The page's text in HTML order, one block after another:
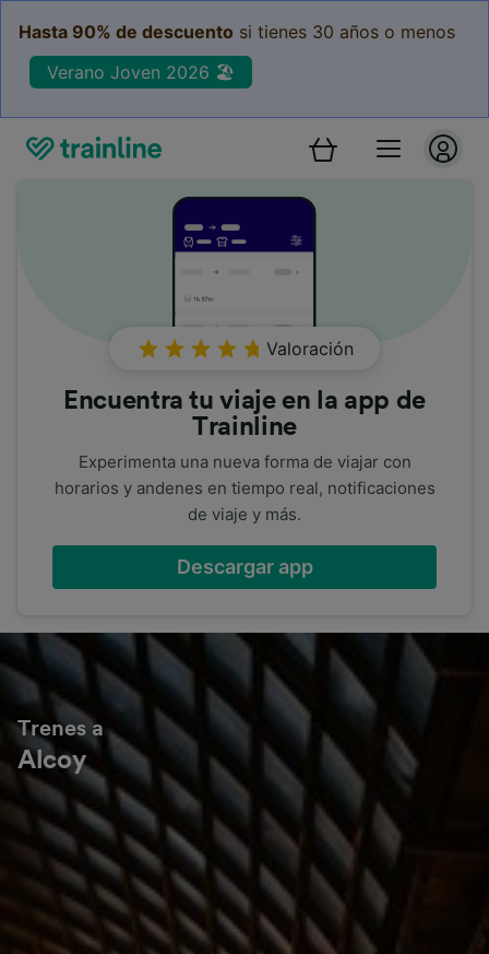
Hasta 90% de descuento si tienes 30 años o menos
Verano Joven 2026 🏖️
Valoración
Encuentra tu viaje en la app de
Trainline
Experimenta una nueva forma de viajar con
horarios y andenes en tiempo real, notificaciones
de viaje y más.
Descargar app
Trenes a
Alcoy